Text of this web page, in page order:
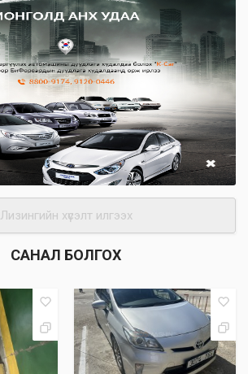
Лизингийн хүсэлт илгээх
САНАЛ БОЛГОХ